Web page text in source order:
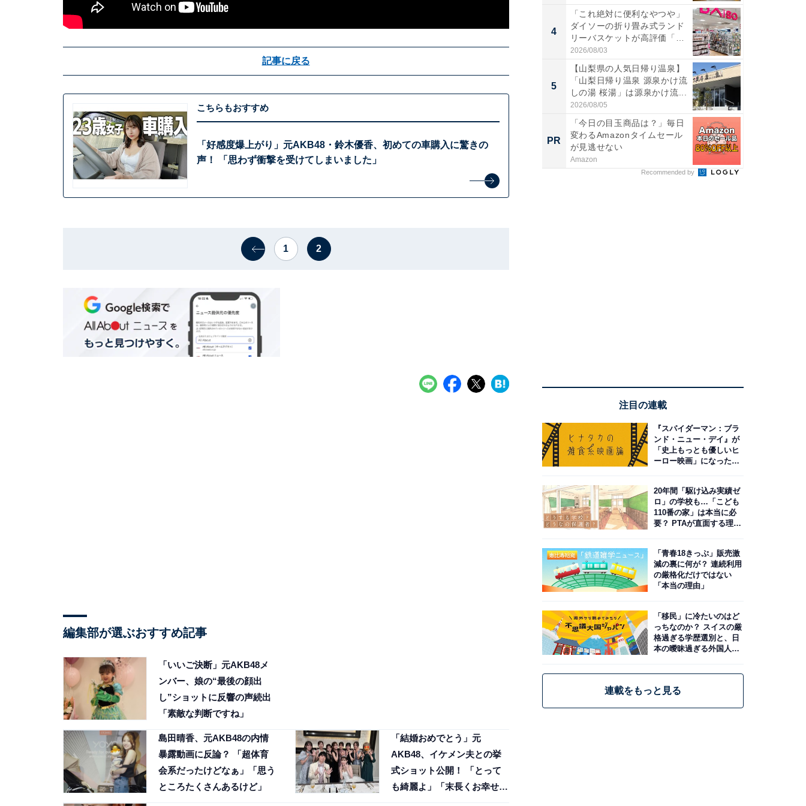
記事に戻る
こちらもおすすめ
「好感度爆上がり」元AKB48・鈴木優香、初めての車購入に驚きの
声！ 「思わず衝撃を受けてしまいました」
1 2
編集部が選ぶおすすめ記事
「いいご決断」元AKB48メ
ンバー、娘の“最後の顔出
し”ショットに反響の声続出
「素敵な判断ですね」
島田晴香、元AKB48の内情
暴露動画に反論？ 「超体育
会系だったけどなぁ」「思う
ところたくさんあるけど」
「結婚おめでとう」元
AKB48、イケメン夫との挙
式ショット公開！ 「とって
も綺麗よ︎」「末長くお幸せ
4
「これ絶対に便利なやつや」
ダイソーの折り畳み式ランド
リーバスケットが高評価「使
わ...
2026/08/03
5
【山梨県の人気日帰り温泉】
「山梨日帰り温泉 源泉かけ流
しの湯 桜湯」は源泉かけ流...
2026/08/05
PR
「今日の目玉商品は？」毎日
変わるAmazonタイムセール
が見逃せない
Amazon
Recommended by
注目の連載
『スパイダーマン：ブラ
ンド・ニュー・デイ』が
「史上もっとも優しいヒ
ーロー映画」になった理
20年間「駆け込み実績ゼ
ロ」の学校も…「こども
110番の家」は本当に必
要？ PTAが直面する理想
「青春18きっぷ」販売激
減の裏に何が？ 連続利用
の厳格化だけではない
「本当の理由」
「移民」に冷たいのはど
っちなのか？ スイスの厳
格過ぎる学歴選別と、日
本の曖昧過ぎる外国人政
連載をもっと見る